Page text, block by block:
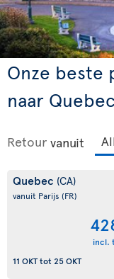
Onze beste
naar Quebec
Retour vanuit
Quebec (CA)
vanuit Parijs (FR)
incl.
11 OKTtot 25 OKT